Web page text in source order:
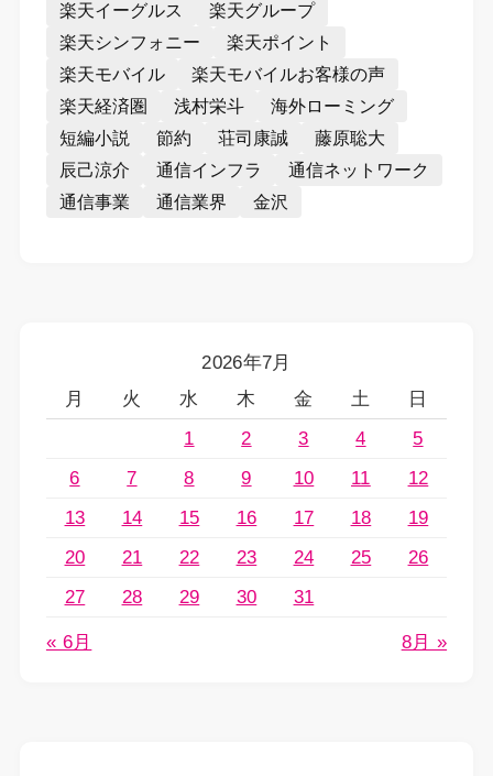
楽天イーグルス
楽天グループ
楽天シンフォニー
楽天ポイント
楽天モバイル
楽天モバイルお客様の声
楽天経済圏
浅村栄斗
海外ローミング
短編小説
節約 荘司康誠
藤原聡大
辰己涼介
通信インフラ
通信ネットワーク
通信事業
通信業界 金沢
2026年7月
月
火 水 木 金 土
日
1
2 3 4
5
6
7 8 9 10 11
12
13
14 15 16 17 18
19
20
21 22 23 24 25
26
27
28 29 30 31
« 6月 8月 »